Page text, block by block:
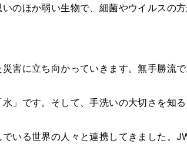
のほか弱い生物で、細菌やウイルスの
害に立ち向かっていきます。無手勝流で
」です。そして、手洗いの大切さを知
いる世界の人々と連携してきました。